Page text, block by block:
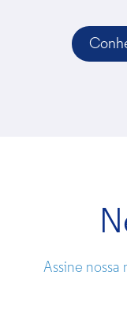
Dr.
Assine nossa